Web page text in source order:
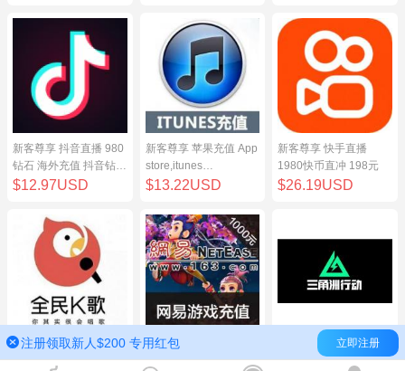
新客尊享 抖音直播 980
钻石 海外充值 抖音钻石
（原抖币）98元
$12.97USD
新客尊享 苹果充值 App
store,itunes
store,iphone,ipad中国
$13.22USD
新客尊享 快手直播
1980快币直冲 198元
$26.19USD
新客尊享 全民K歌100
元 1000K币（填写全民
网易点数1000元(可直
充/寄售) 网易一卡通
三角洲行动（腾讯国
服）
注册领取新人$200 专用红包 立即注册